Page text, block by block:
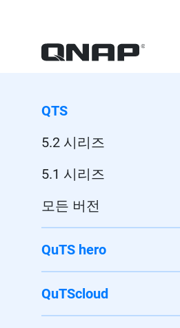
QTS
5.2 시리즈
5.1 시리즈
모든 버전
QuTS hero
QuTScloud